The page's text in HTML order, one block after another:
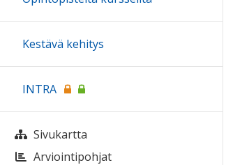
Kestävä kehitys
INTRA
Sivukartta
Arviointipohjat